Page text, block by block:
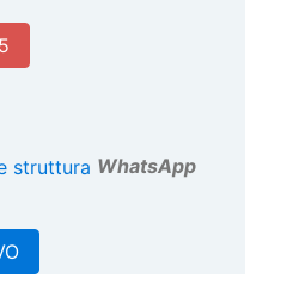
WhatsApp